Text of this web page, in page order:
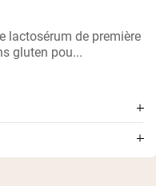
lactosérum de première
gluten pou...
de lactosérum
de protéine de